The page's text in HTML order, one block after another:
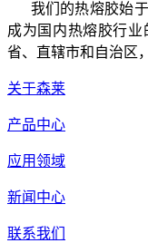
我们的热熔胶始于
成为国内热熔胶行
省、直辖市和自治区
关于森莱
产品中心
应用领域
新闻中心
联系我们